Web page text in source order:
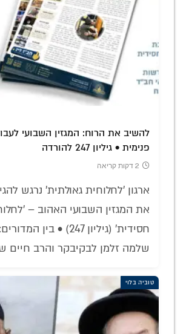
להשיב את הרוח: המגזין השבועי
פנימית • גיליון 247 להורדה
2 דקות קריאה
ארגון 'לחלוחית גאולתית' נרגש
את המגזין השבועי האהוב –
חסידית' (גיליון 247) • בין
שלמה זלמן לבקיבקר והרב חיים
טוביה בלוי